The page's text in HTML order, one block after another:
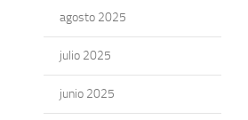
agosto 2025
julio 2025
junio 2025